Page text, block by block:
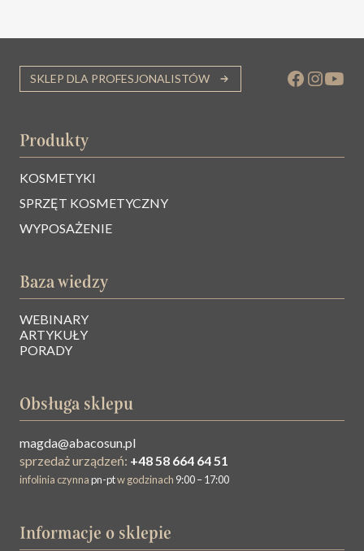
SKLEP DLA PROFESJONALISTÓW
Produkty
KOSMETYKI
SPRZĘT KOSMETYCZNY
WYPOSAŻENIE
Baza wiedzy
WEBINARY
ARTYKUŁY
PORADY
Obsługa sklepu
magda@abacosun.pl
sprzedaż urządzeń: +48 58 664 64 51
infolinia czynnapn-ptw godzinach 9:00 – 17:00
Informacje o sklepie